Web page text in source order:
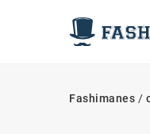
Fashimanes /